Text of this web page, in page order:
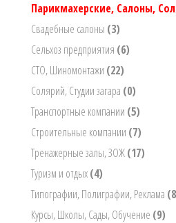
Парикмахерские, Салоны,
Свадебные салоны (3)
Сельхоз предприятия (6)
СТО, Шиномонтажи (22)
Солярий, Студии загара (0)
Транспортные компании (5)
Строительные компании (7)
Тренажерные залы, ЗОЖ(17)
Туризм и отдых(4)
Типографии, Полиграфии, Реклама
Курсы, Школы, Сады, Обучение (9)